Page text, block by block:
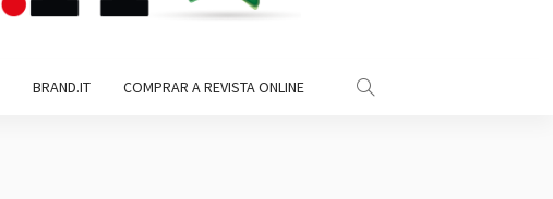
BRAND.IT COMPRAR A REVISTA ONLINE